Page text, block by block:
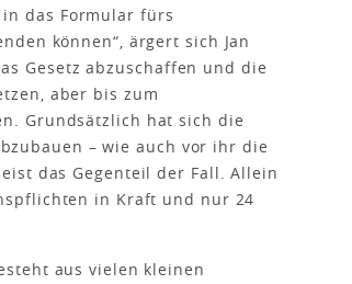
das Formular fürs
können“, ärgert sich Jan
Gesetz abzuschaffen und die
aber bis zum
Grundsätzlich hat sich die
– wie auch vor ihr die
das Gegenteil der Fall. Allein
in Kraft und nur 24
aus vielen kleinen